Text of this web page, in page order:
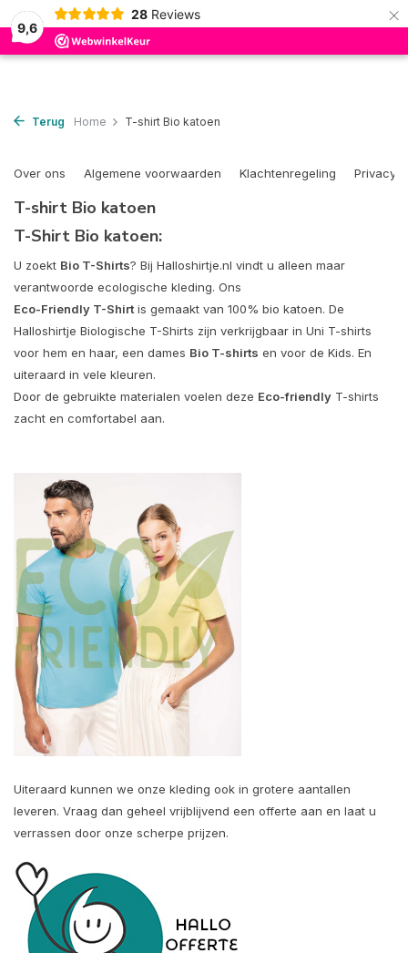
9,6
28 Reviews ×
0
Terug Home T-shirt Bio katoen
Over ons Algemene voorwaarden Klachtenregeling Privacy
T-shirt Bio katoen
T-Shirt Bio katoen:
U zoekt Bio T-Shirts? Bij Halloshirtje.nl vindt u alleen maar
verantwoorde ecologische kleding. Ons
Eco-Friendly T-Shirt is gemaakt van 100% bio katoen. De
Halloshirtje Biologische T-Shirts zijn verkrijgbaar in Uni T-shirts
voor hem en haar, een dames Bio T-shirts en voor de Kids. En
uiteraard in vele kleuren.
Door de gebruikte materialen voelen deze Eco-friendly T-shirts
zacht en comfortabel aan.
Uiteraard kunnen we onze kleding ook in grotere aantallen
leveren. Vraag dan geheel vrijblijvend een offerte aan en laat u
verrassen door onze scherpe prijzen.